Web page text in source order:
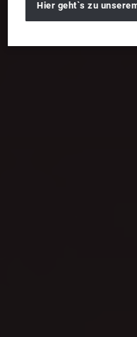
Hier geht`s zu